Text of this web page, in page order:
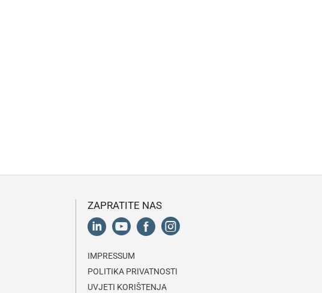
ZAPRATITE NAS
IMPRESSUM
POLITIKA PRIVATNOSTI
UVJETI KORIŠTENJA